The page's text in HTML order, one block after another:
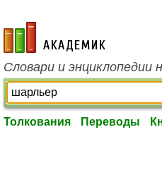
academic.ru
Словари и энциклопедии
Толкования Переводы